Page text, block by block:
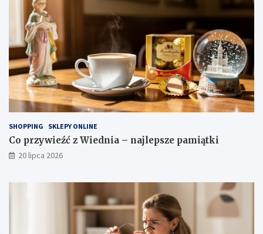
SHOPPING SKLEPY ONLINE
Co przywieźć z Wiednia – najlepsze pamiątki
20 lipca 2026